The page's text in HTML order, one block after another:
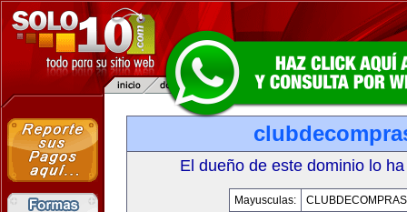
El dueño de este dominio lo
Mayusculas: